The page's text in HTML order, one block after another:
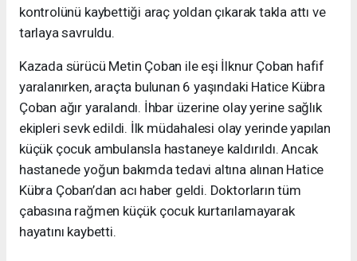
kontrolünü kaybettiği araç yoldan çıkarak takla attı ve
tarlaya savruldu.
Kazada sürücü Metin Çoban ile eşi İlknur Çoban hafif
yaralanırken, araçta bulunan 6 yaşındaki Hatice Kübra
Çoban ağır yaralandı. İhbar üzerine olay yerine sağlık
ekipleri sevk edildi. İlk müdahalesi olay yerinde yapılan
küçük çocuk ambulansla hastaneye kaldırıldı. Ancak
hastanede yoğun bakımda tedavi altına alınan Hatice
Kübra Çoban’dan acı haber geldi. Doktorların tüm
çabasına rağmen küçük çocuk kurtarılamayarak
hayatını kaybetti.